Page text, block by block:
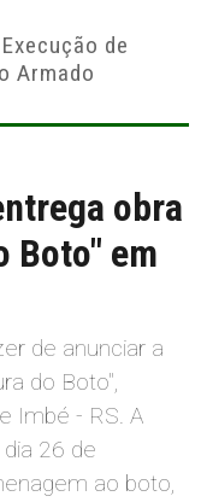
de
Armado
obra
Boto" em
de anunciar a
do Boto",
Imbé - RS. A
26 de
ao boto,